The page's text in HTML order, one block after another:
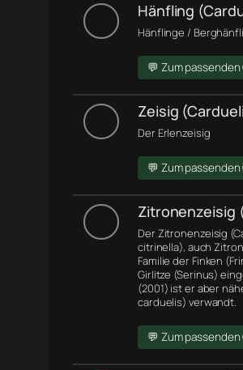
Hänfling
Hänflinge /
💬 Zum
Zeisig
Der Erlenzeisig
💬 Zum
Zitronenzeisig
Der Zitronenzeisig
citrinella), auch
Familie der Finken
Girlitze (Serinus)
(2001) ist er aber
carduelis) verwandt.
💬 Zum